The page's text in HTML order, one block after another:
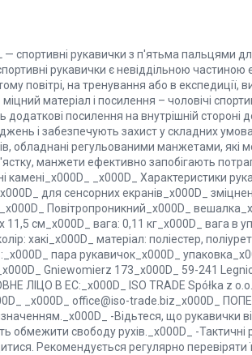
— спортивні рукавички з п'ятьма пальцями
рукавички є невіддільною частиною
повітрі, на тренування або в експедиції,
матеріал і посилення – чоловічі
посилення на внутрішній стороні
і забезпечують захист у складних
обладнані регульованими манжетами, які
манжети ефективно запобігають
камені_x000D_ _x000D_ Характеристики
для сенсорних екранів_x000D_
Повітропроникний_x000D_
см_x000D_ вага: 0,11 кг_x000D_ вага в
хакі_x000D_ матеріал: поліестер,
пара рукавичок_x000D_
Gniewomierz 173_x000D_ 59-241
ЛІЦО В ЕС:_x000D_ ISO TRADE Spółka z
_x000D_ office@iso-trade.biz_x000D_
-Відьтеся, що рукавички
обмежити свободу рухів._x000D_ -
Рекомендується регулярно перевіряти